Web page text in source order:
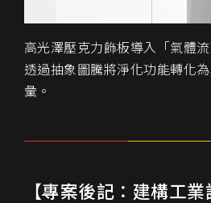
高光澤壓克力飾板導入「氣體
透過抽象圖騰將淨化功能轉化
彙。
【專案後記：建構工